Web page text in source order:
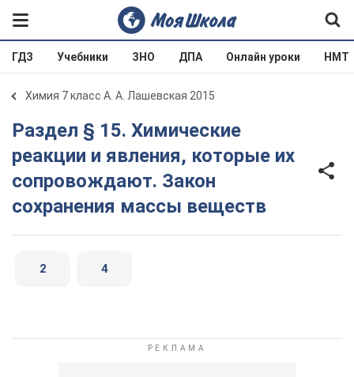
ГДЗ Учебники ЗНО ДПА Онлайн уроки НМТ
Химия 7 класс А. А. Лашевская 2015
Раздел § 15. Химические
реакции и явления, которые их
сопровождают. Закон
сохранения массы веществ
2 4